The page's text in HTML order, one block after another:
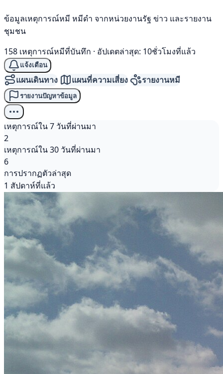
ข้อมูลเหตุการณ์หมี หมีดำ จากหน่วยงานรัฐ ข่าว และรายงาน
ชุมชน
158 เหตุการณ์หมีที่บันทึก · อัปเดตล่าสุด: 10ชั่วโมงที่แล้ว
แจ้งเตือน
แผนเดินทาง แผนที่ความเสี่ยง รายงานหมี
รายงานปัญหาข้อมูล
เหตุการณ์ใน 7 วันที่ผ่านมา
2
เหตุการณ์ใน 30 วันที่ผ่านมา
6
การปรากฏตัวล่าสุด
1 สัปดาห์ที่แล้ว